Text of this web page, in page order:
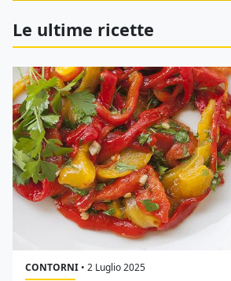
Le ultime ricette
CONTORNI • 2 Luglio 2025